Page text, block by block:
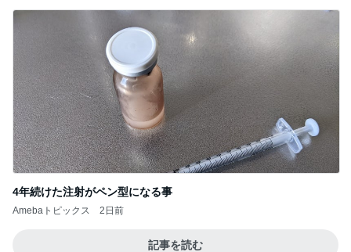
4年続けた注射がペン型になる事
Amebaトピックス 2日前
記事を読む